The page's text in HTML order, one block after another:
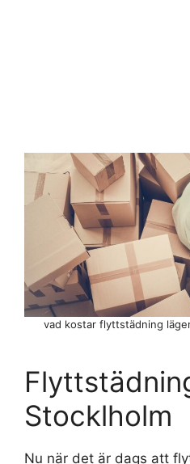
Stocklholm
Nu när det är dags att
vad kostar flyttstädning